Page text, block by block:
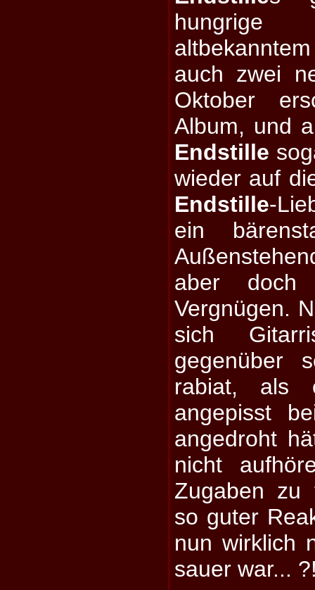
auch zwei
Oktober
Album, und
Endstille
wieder auf
Endstille-
ein
aber
Vergnügen.
sich
gegenüber
rabiat, als
angepisst
angedroht
nicht
Zugaben zu
so guter
nun wirklich
sauer war...